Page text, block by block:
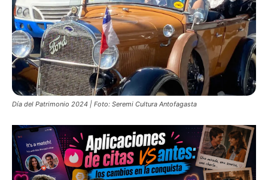
Día del Patrimonio 2024 | Foto: Seremi Cultura Antofagasta